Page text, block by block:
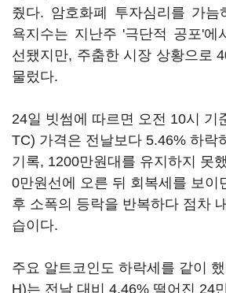
줬다. 암호화폐 투자심리를 가늠
욕지수는 지난주 '극단적 공포'에
선됐지만, 주춤한 시장 상황으로
물렀다.
24일 빗썸에 따르면 오전 10시 기
TC) 가격은 전날보다 5.46% 하락
기록, 1200만원대를 유지하지 못
0만원선에 오른 뒤 회복세를 보이
후 소폭의 등락을 반복하다 점차
습이다.
주요 알트코인도 하락세를 같이
H)는 전날 대비 4.46% 떨어진 24